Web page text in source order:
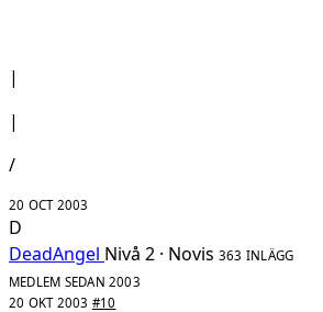
|
|
/
20 OCT 2003
D
DeadAngel Nivå 2 · Novis 363 INLÄGG
MEDLEM SEDAN 2003
20 OKT 2003 #10